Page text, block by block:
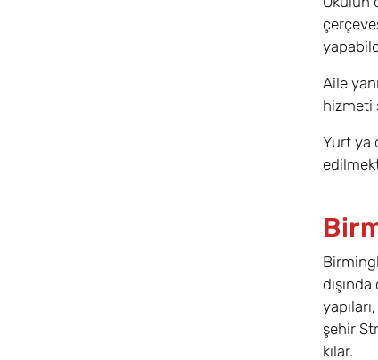
Aile
hizmeti
Yurt ya
şehir
kılar.